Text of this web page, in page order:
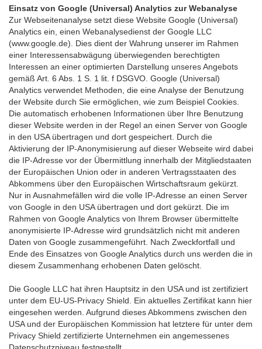
Einsatz von Google (Universal) Analytics zur Webanalyse
Zur Webseitenanalyse setzt diese Website Google (Universal)
Analytics ein, einen Webanalysedienst der Google LLC
(www.google.de). Dies dient der Wahrung unserer im Rahmen
einer Interessensabwägung überwiegenden berechtigten
Interessen an einer optimierten Darstellung unseres Angebots
gemäß Art. 6 Abs. 1 S. 1 lit. f DSGVO. Google (Universal)
Analytics verwendet Methoden, die eine Analyse der Benutzung
der Website durch Sie ermöglichen, wie zum Beispiel Cookies.
Die automatisch erhobenen Informationen über Ihre Benutzung
dieser Website werden in der Regel an einen Server von Google
in den USA übertragen und dort gespeichert. Durch die
Aktivierung der IP-Anonymisierung auf dieser Webseite wird dabei
die IP-Adresse vor der Übermittlung innerhalb der Mitgliedstaaten
der Europäischen Union oder in anderen Vertragsstaaten des
Abkommens über den Europäischen Wirtschaftsraum gekürzt.
Nur in Ausnahmefällen wird die volle IP-Adresse an einen Server
von Google in den USA übertragen und dort gekürzt. Die im
Rahmen von Google Analytics von Ihrem Browser übermittelte
anonymisierte IP-Adresse wird grundsätzlich nicht mit anderen
Daten von Google zusammengeführt. Nach Zweckfortfall und
Ende des Einsatzes von Google Analytics durch uns werden die in
diesem Zusammenhang erhobenen Daten gelöscht.
Die Google LLC hat ihren Hauptsitz in den USA und ist zertifiziert
unter dem EU-US-Privacy Shield. Ein aktuelles Zertifikat kann hier
eingesehen werden. Aufgrund dieses Abkommens zwischen den
USA und der Europäischen Kommission hat letztere für unter dem
Privacy Shield zertifizierte Unternehmen ein angemessenes
Datenschutzniveau festgestellt.